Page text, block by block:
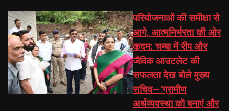
परियोजनाओं की समीक्षा से
आगे, आत्मनिर्भरता की ओर
कदम: चम्बा में रीप और
जैविक आउटलेट की
सफलता देख बोले मुख्य
सचिव—‘ग्रामीण
अर्थव्यवस्था को बनाएं और